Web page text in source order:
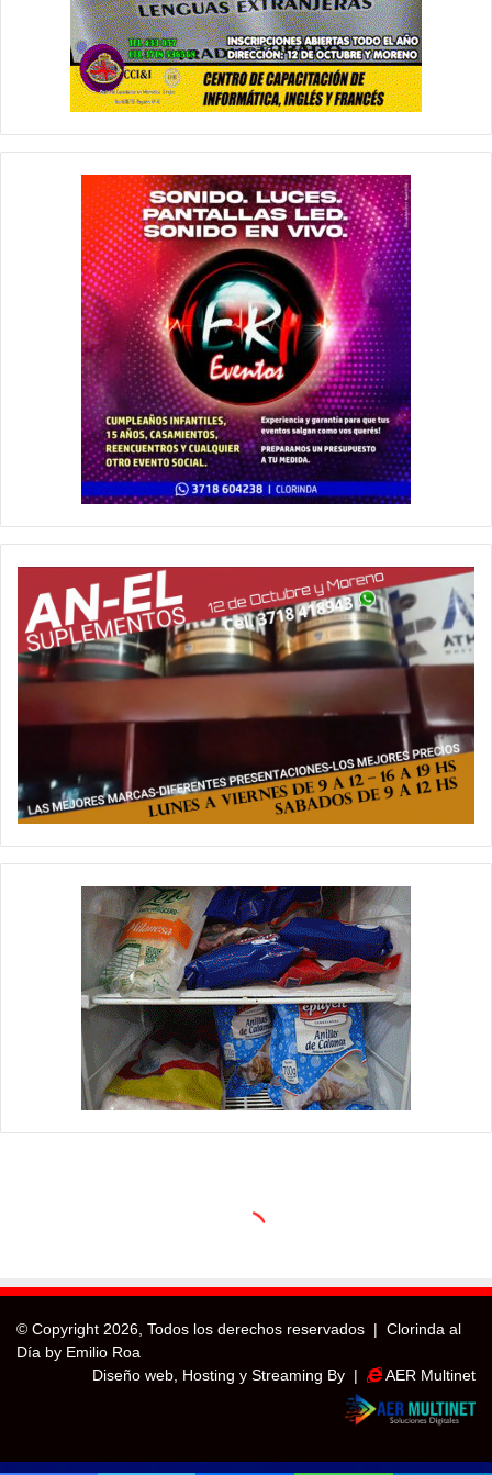
© Copyright 2026, Todos los derechos reservados | Clorinda al
Día by Emilio Roa
Diseño web, Hosting y Streaming By |
AER Multinet